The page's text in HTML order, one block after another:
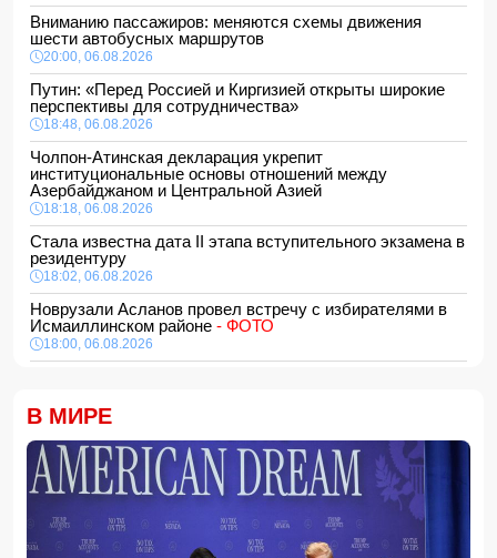
Вниманию пассажиров: меняются схемы движения
шести автобусных маршрутов
20:00, 06.08.2026
Путин: «Перед Россией и Киргизией открыты широкие
перспективы для сотрудничества»
18:48, 06.08.2026
Чолпон-Атинская декларация укрепит
институциональные основы отношений между
Азербайджаном и Центральной Азией
18:18, 06.08.2026
Стала известна дата II этапа вступительного экзамена в
резидентуру
18:02, 06.08.2026
Новрузали Асланов провел встречу с избирателями в
Исмаиллинском районе - ФОТО
18:00, 06.08.2026
16:48, 06.08.2026
Джейхун Байрамов и Андрей Сибига проводят встречу в
Киеве
16:28, 06.08.2026
Гави покрасил волосы в розовый цвет в честь победы
Испании на ЧМ-2026
16:16, 06.08.2026
В МИРЕ